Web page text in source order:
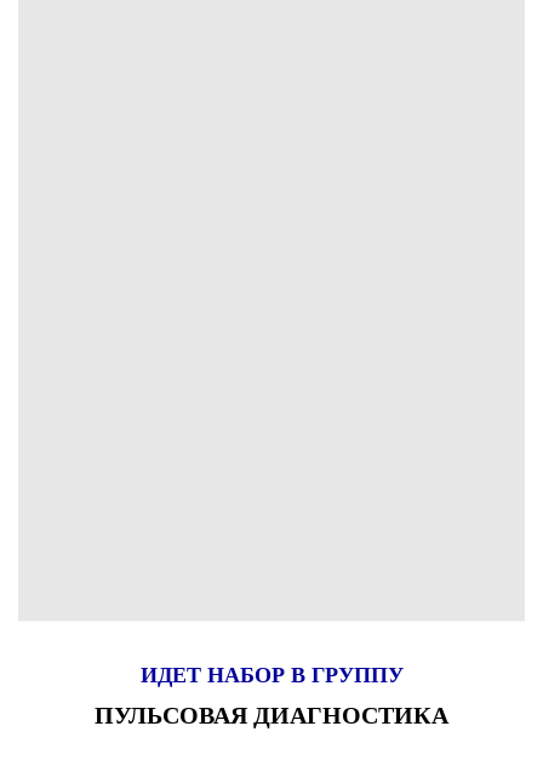
ИДЕТ НАБОР В ГРУППУ
ПУЛЬСОВАЯ ДИАГНОСТИКА